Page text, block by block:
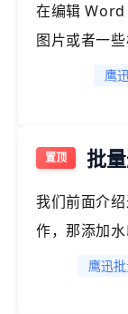
的，今天我
保护的方法
在编辑 Word
图片或者一
体积变得非
进行分享、
何才能对
法。
鹰
批
我们前面介
作，那添加
今天我们就
的操作，同
鹰迅